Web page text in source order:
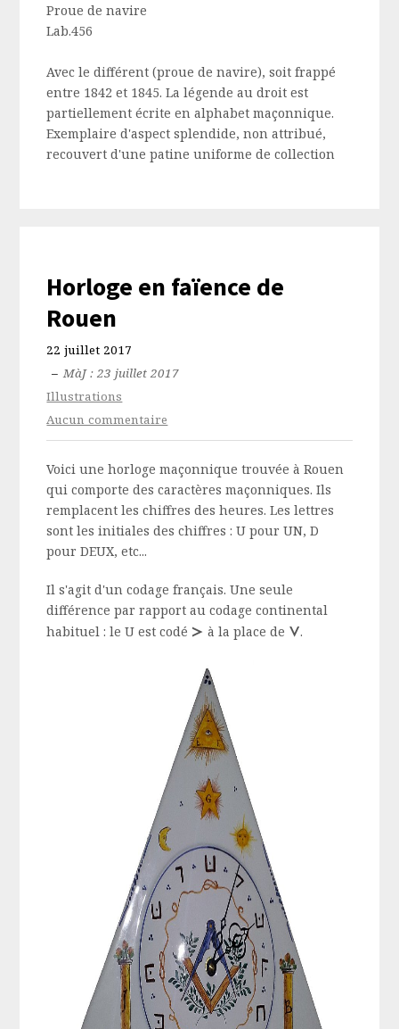
Proue de navire
Lab.456
Avec le différent (proue de navire), soit frappé
entre 1842 et 1845. La légende au droit est
partiellement écrite en alphabet maçonnique.
Exemplaire d'aspect splendide, non attribué,
recouvert d'une patine uniforme de collection
Horloge en faïence de
Rouen
22 juillet 2017
–MàJ : 23 juillet 2017
Illustrations
Aucun commentaire
Voici une horloge maçonnique trouvée à Rouen
qui comporte des caractères maçonniques. Ils
remplacent les chiffres des heures. Les lettres
sont les initiales des chiffres : U pour UN, D
pour DEUX, etc...
Il s'agit d'un codage français. Une seule
différence par rapport au codage continental
habituel : le U est codé z à la place de u.